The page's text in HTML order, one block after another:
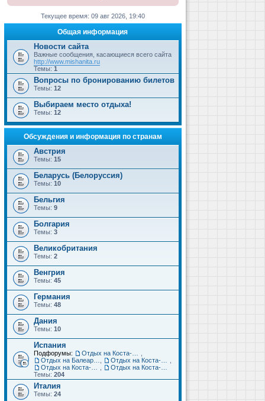
Текущее время: 09 авг 2026, 19:40
Общая информация
Новости сайта
Важные сообщения, касающиеся всего сайта
http://www.mishanita.ru
Темы: 1
Вопросы по бронированию билетов
Темы: 12
Выбираем место отдыха!
Темы: 12
Обсуждения и информация по странам
Австрия
Темы: 15
Беларусь (Белоруссия)
Темы: 10
Бельгия
Темы: 9
Болгария
Темы: 3
Великобритания
Темы: 2
Венгрия
Темы: 45
Германия
Темы: 48
Дания
Темы: 10
Испания
Подфорумы:
Темы: 204
Италия
Темы: 24